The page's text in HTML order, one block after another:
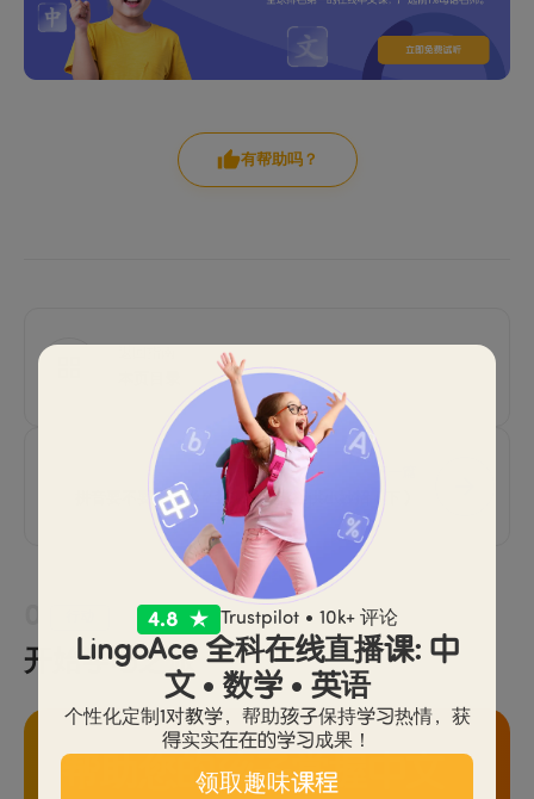
有帮助吗？
下一篇
拼音要不要提前学？我来给大家提供小妙招（下）
开始学习之旅
帮助您的孩子掌握中文
Trustpilot • 10k+ 评论
LingoAce 全科在线直播课: 中
文 • 数学 • 英语
个性化定制1对教学，帮助孩子保持学习热情，获
得实实在在的学习成果！
领取趣味课程